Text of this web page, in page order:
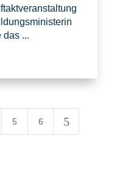
das ...
5 6 5